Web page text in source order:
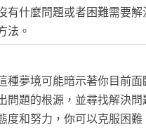
什麼問題或者困難需要
法。
夢境可能暗示著你目前
題的根源，並尋找解決
和努力，你可以克服困難